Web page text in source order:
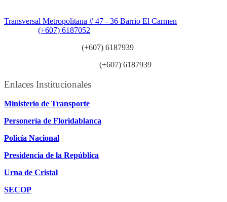
Transversal Metropolitana # 47 - 36 Barrio El Carmen
(+607) 6187052
(+607) 6187939
(+607) 6187939
Enlaces Institucionales
Ministerio de Transporte
Personería de Floridablanca
Policía Nacional
Presidencia de la República
Urna de Cristal
SECOP